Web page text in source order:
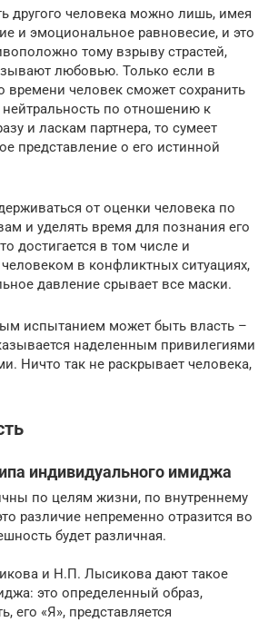
другого человека можно лишь, имея
и эмоциональное равновесие, и это
тому взрыву страстей,
любовью. Только если в
времени человек сможет сохранить
нейтральность по отношению к
и ласкам партнера, то сумеет
представление о его истинной
от оценки человека по
и уделять время для познания его
достигается в том числе и
в конфликтных ситуациях,
давление срывает все маски.
испытанием может быть власть –
наделенным привилегиями
Ничто так не раскрывает человека,
индивидуального имиджа
по целям жизни, по внутреннему
различие непременно отразится во
будет различная.
и Н.П. Лысикова дают такое
это определенный образ,
его «Я», представляется